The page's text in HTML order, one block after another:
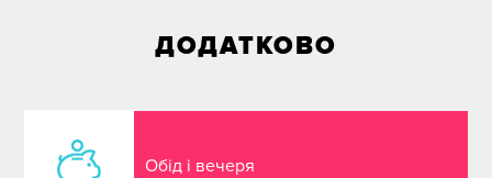
ДОДАТКОВО
Обід і вечеря